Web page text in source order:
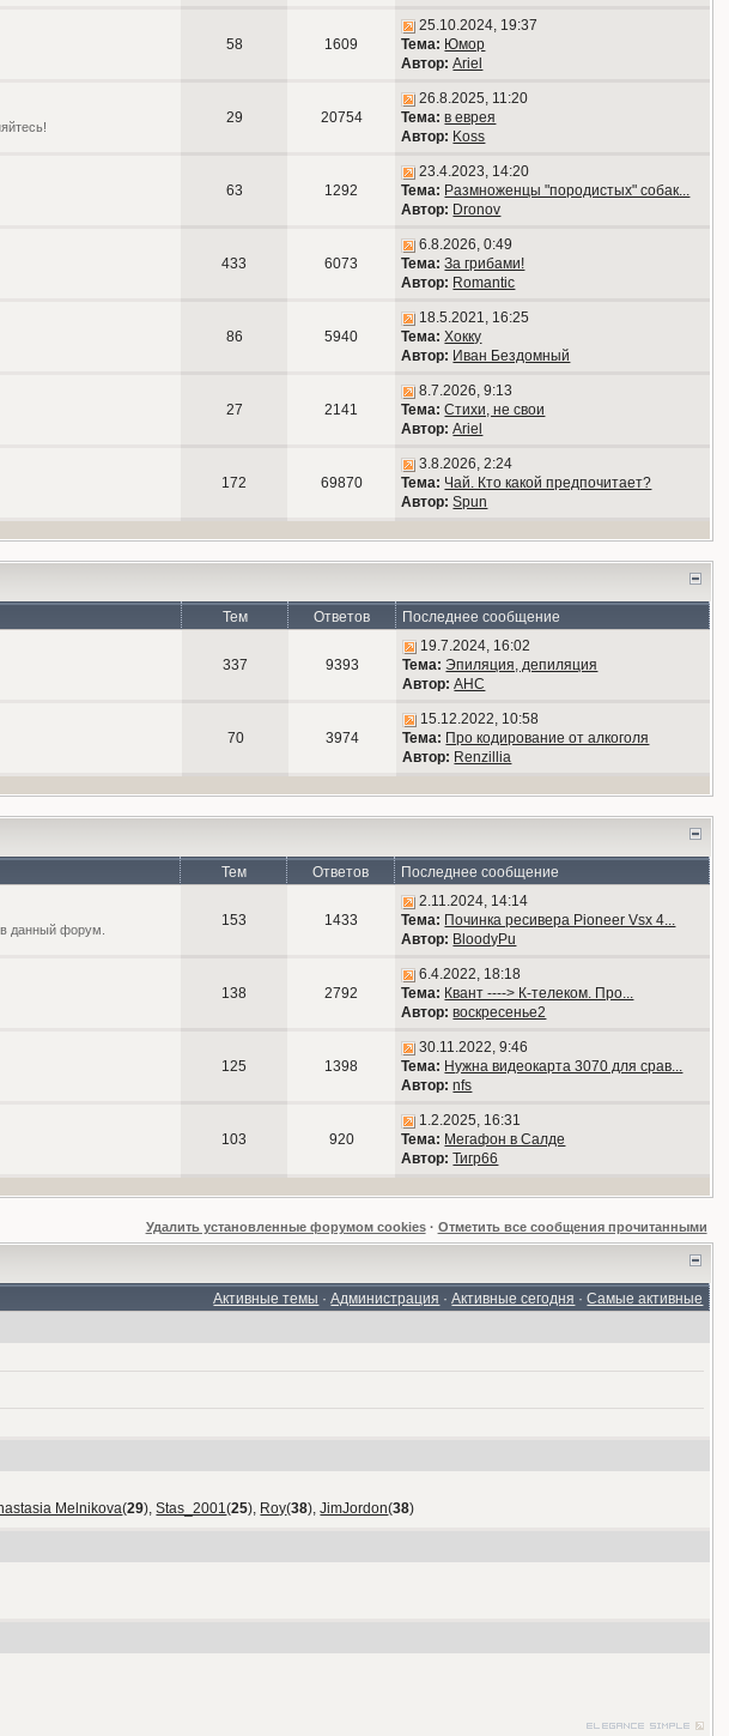
58 1609
25.10.2024, 19:37
Тема: Юмор
Автор: Ariel
29 20754
26.8.2025, 11:20
Тема: в еврея
Автор: Koss
63 1292
23.4.2023, 14:20
Тема: Размноженцы "породистых" собак...
Автор: Dronov
433 6073
6.8.2026, 0:49
Тема: За грибами!
Автор: Romantic
86 5940
18.5.2021, 16:25
Тема: Хокку
Автор: Иван Бездомный
27 2141
8.7.2026, 9:13
Тема: Стихи, не свои
Автор: Ariel
172 69870
3.8.2026, 2:24
Тема: Чай. Кто какой предпочитает?
Автор: Spun
Тем Ответов Последнее сообщение
337 9393
19.7.2024, 16:02
Тема: Эпиляция, депиляция
Автор: АНС
70 3974
15.12.2022, 10:58
Тема: Про кодирование от алкоголя
Автор: Renzillia
Тем Ответов Последнее сообщение
данный форум.
153 1433
2.11.2024, 14:14
Тема: Починка ресивера Pioneer Vsx 4...
Автор: BloodyPu
138 2792
6.4.2022, 18:18
Тема: Квант ----> К-телеком. Про...
Автор: воскресенье2
125 1398
30.11.2022, 9:46
Тема: Нужна видеокарта 3070 для срав...
Автор: nfs
103 920
1.2.2025, 16:31
Тема: Мегафон в Салде
Автор: Тигр66
Удалить установленные форумом cookies· Отметить все сообщения прочитанными
Активные темы ·Администрация ·Активные сегодня ·Самые активные
Melnikova(29),Stas_2001(25), Roy(38),JimJordon(38)